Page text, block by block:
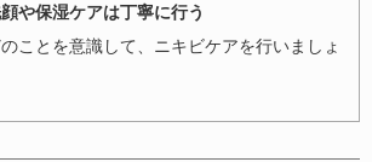
顔や保湿ケアは丁寧に行う
ことを意識して、ニキビケアを行いましょ